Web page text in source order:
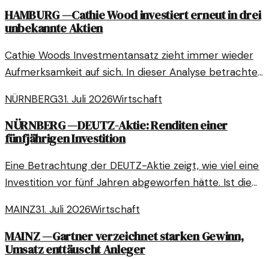
HAMBURG—Cathie Wood investiert erneut in drei
unbekannte Aktien
Cathie Woods Investmentansatz zieht immer wieder
Aufmerksamkeit auf sich. In dieser Analyse betrachten
bekannte Unternehmen.
NÜRNBERG31. Juli 2026Wirtschaft
NÜRNBERG—DEUTZ-Aktie: Renditen einer
fünfjährigen Investition
Eine Betrachtung der DEUTZ-Aktie zeigt, wie viel eine
Investition vor fünf Jahren abgeworfen hätte. Ist die
MAINZ31. Juli 2026Wirtschaft
MAINZ—Gartner verzeichnet starken Gewinn,
Umsatz enttäuscht Anleger